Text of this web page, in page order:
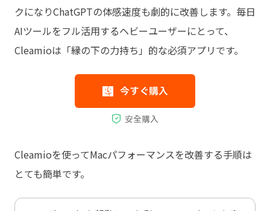
クになりChatGPTの体感速度も劇的に改善します。毎日
AIツールをフル活用するヘビーユーザーにとって、
Cleamioは「縁の下の力持ち」的な必須アプリです。
Cleamioを使ってMacパフォーマンスを改善する手順は
とても簡単です。